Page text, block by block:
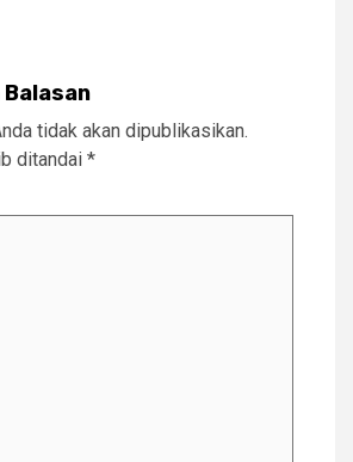
tidak akan dipublikasikan.
ditandai *